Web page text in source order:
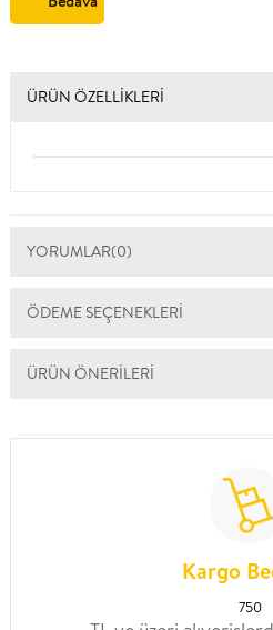
ÜRÜN ÖZELLIKLERI
YORUMLAR(0)
ÖDEME SEÇENEKLERI
ÜRÜN ÖNERILERI
Kargo
750